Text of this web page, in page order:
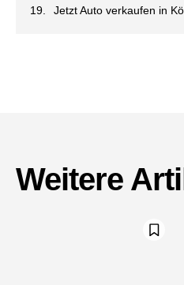
Jetzt Auto verkaufen in
Weitere